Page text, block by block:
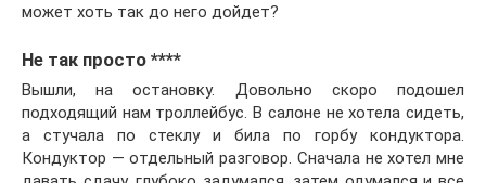
может хоть так до него дойдет?
Не так просто ****
Вышли, на остановку. Довольно скоро подошел
подходящий нам троллейбус. В салоне не хотела сидеть,
а стучала по стеклу и била по горбу кондуктора.
Кондуктор — отдельный разговор. Сначала не хотел мне